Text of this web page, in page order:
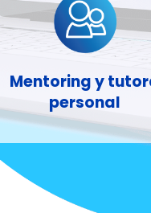
Mentoring y
personal